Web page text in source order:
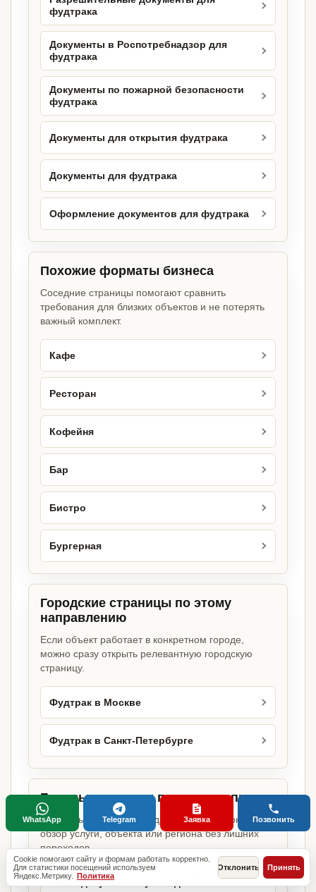
фудтрака
Документы в Роспотребнадзор для
фудтрака
Документы по пожарной безопасности
фудтрака
Документы для открытия фудтрака
Документы для фудтрака
Оформление документов для фудтрака
Похожие форматы бизнеса
Соседние страницы помогают сравнить
требования для близких объектов и не потерять
важный комплект.
Кафе
Ресторан
Кофейня
Бар
Бистро
Бургерная
Городские страницы по этому
направлению
Если объект работает в конкретном городе,
можно сразу открыть релевантную городскую
страницу.
Фудтрак в Москве
Фудтрак в Санкт-Петербурге
Базовые разделы по этому запросу
Родительские страницы дают более широкий
обзор услуги, объекта или региона без лишних
переходов.
Какие документы нужны для бизнеса
Cookie помогают сайту и формам работать корректно.
Для статистики посещений используем
Яндекс.Метрику. Политика
Отклонить Принять
WhatsApp Telegram Заявка Позвонить